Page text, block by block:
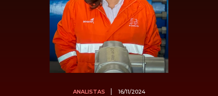
ANALISTAS 16/11/2024